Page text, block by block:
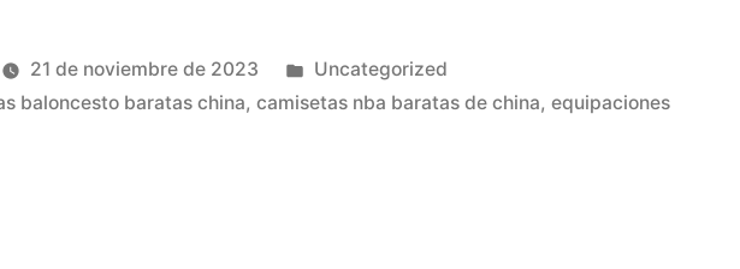
jordan
1996»
21 de noviembre de 2023
Publicado
en
Uncategorized
baloncesto baratas china,camisetas nba baratas de china,equipaciones